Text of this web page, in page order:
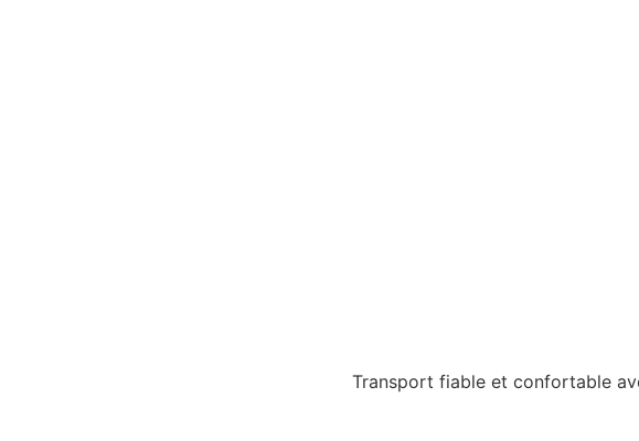
Transport fiable et confortable